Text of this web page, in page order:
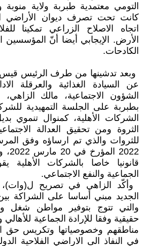
التومي معتمدية طبربة ولاية
كانت تحت تصرف ديوان الأراضي
اتجاه ‏الاصلاح الزراعي تمكينا
الأرض. الإيجابي أيضا أنّ المؤسسين
الكادحات.‏
وبعد تدشينها من طرف الرئيس
عن السيادة الغذائية ‏والعرقلة
الشؤون ‏الاجتماعية، مالك الزاهي،
بطبربة على الجلسة التمهيدية
الشركات ‏الأهلية، كمنوال تنموي
الثروة ومن تحقيق العدالة
قانونيا ‏خاصا بالشركات الأهلية
الجماعية والنفع الاجتماعي‎ .‎
وأكّد الزاهي في تصريح
الجديد مبني أساسا على ‏الشراكة
والتي تتوج ‏بتوفير مواطن شغل
‏حقيقية وفقا للإرادة الجماعية
مناطقهم ‏وخصوصياتها وتكريس حق
في النفاذ الى الاراضي ‏الفلاحية